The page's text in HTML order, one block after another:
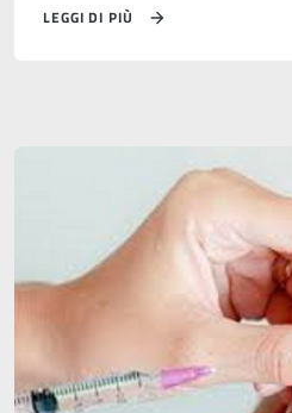
LEGGI DI PIÙ